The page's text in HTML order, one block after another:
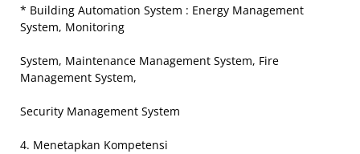
* Building Automation System : Energy Management
System, Monitoring
System, Maintenance Management System, Fire
Management System,
Security Management System
4. Menetapkan Kompetensi